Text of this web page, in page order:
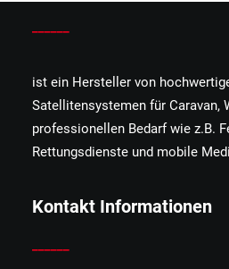
ist ein Hersteller von
Satellitensystemen für Caravan,
professionellen Bedarf wie z.B.
Rettungsdienste und mobile
Kontakt Informationen